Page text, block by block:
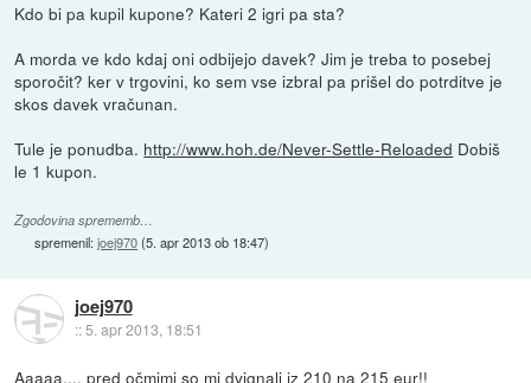
Kdo bi pa kupil kupone? Kateri 2 igri pa sta?
A morda ve kdo kdaj oni odbijejo davek? Jim je treba to posebej
sporočit? ker v trgovini, ko sem vse izbral pa prišel do potrditve je
skos davek vračunan.
Tule je ponudba. http://www.hoh.de/Never-Settle-Reloaded Dobiš
le 1 kupon.
Zgodovina sprememb…
spremenil:joej970(5. apr 2013 ob 18:47)
joej970
::5. apr 2013, 18:51
Aaaaa.... pred očmimi so mi dvignali iz 210 na 215 eur!!